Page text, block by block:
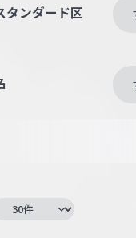
タンダード区